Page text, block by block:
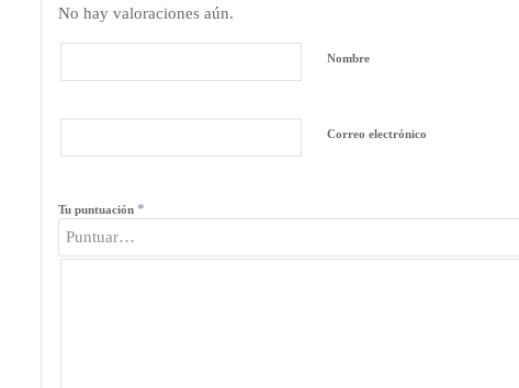
No hay valoraciones aún.
Nombre
Correo electrónico
Tu puntuación*